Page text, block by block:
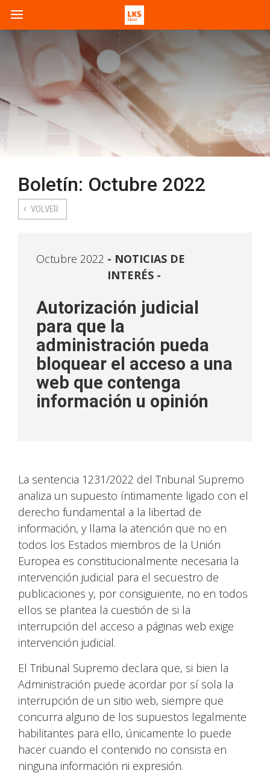
Boletín: Octubre 2022
VOLVER
Octubre 2022
NOTICIAS DE
INTERÉS -
Autorización judicial
para que la
administración pueda
bloquear el acceso a una
web que contenga
información u opinión
La sentencia 1231/2022 del Tribunal Supremo
analiza un supuesto íntimamente ligado con el
derecho fundamental a la libertad de
información, y llama la atención que no en
todos los Estados miembros de la Unión
Europea es constitucionalmente necesaria la
intervención judicial para el secuestro de
publicaciones y, por consiguiente, no en todos
ellos se plantea la cuestión de si la
interrupción del acceso a páginas web exige
intervención judicial.
El Tribunal Supremo declara que, si bien la
Administración puede acordar por sí sola la
interrupción de un sitio web, siempre que
concurra alguno de los supuestos legalmente
habilitantes para ello, únicamente lo puede
hacer cuando el contenido no consista en
ninguna información ni expresión.